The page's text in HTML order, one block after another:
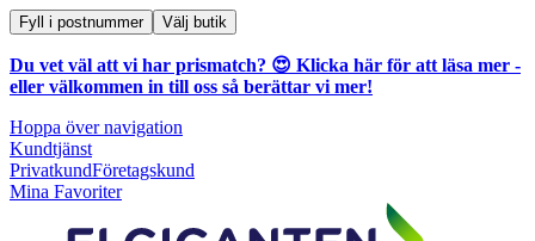
Fyll i postnummer Välj butik
Du vet väl att vi har prismatch? 😍 Klicka här för att läsa mer -
eller välkommen in till oss så berättar vi mer!
Hoppa över navigation
Kundtjänst
PrivatkundFöretagskund
Mina Favoriter